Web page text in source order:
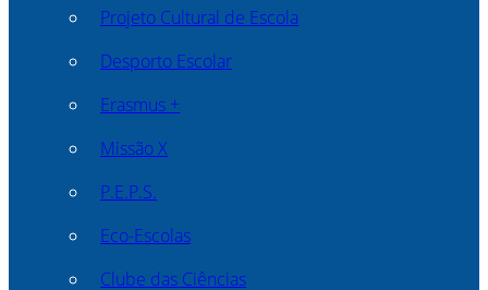
Projeto Cultural de Escola
Desporto Escolar
Erasmus +
Missão X
P.E.P.S.
Eco-Escolas
Clube das Ciências